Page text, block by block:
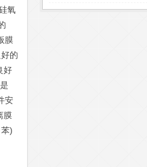
氧
膜
的
好
安
膜
)